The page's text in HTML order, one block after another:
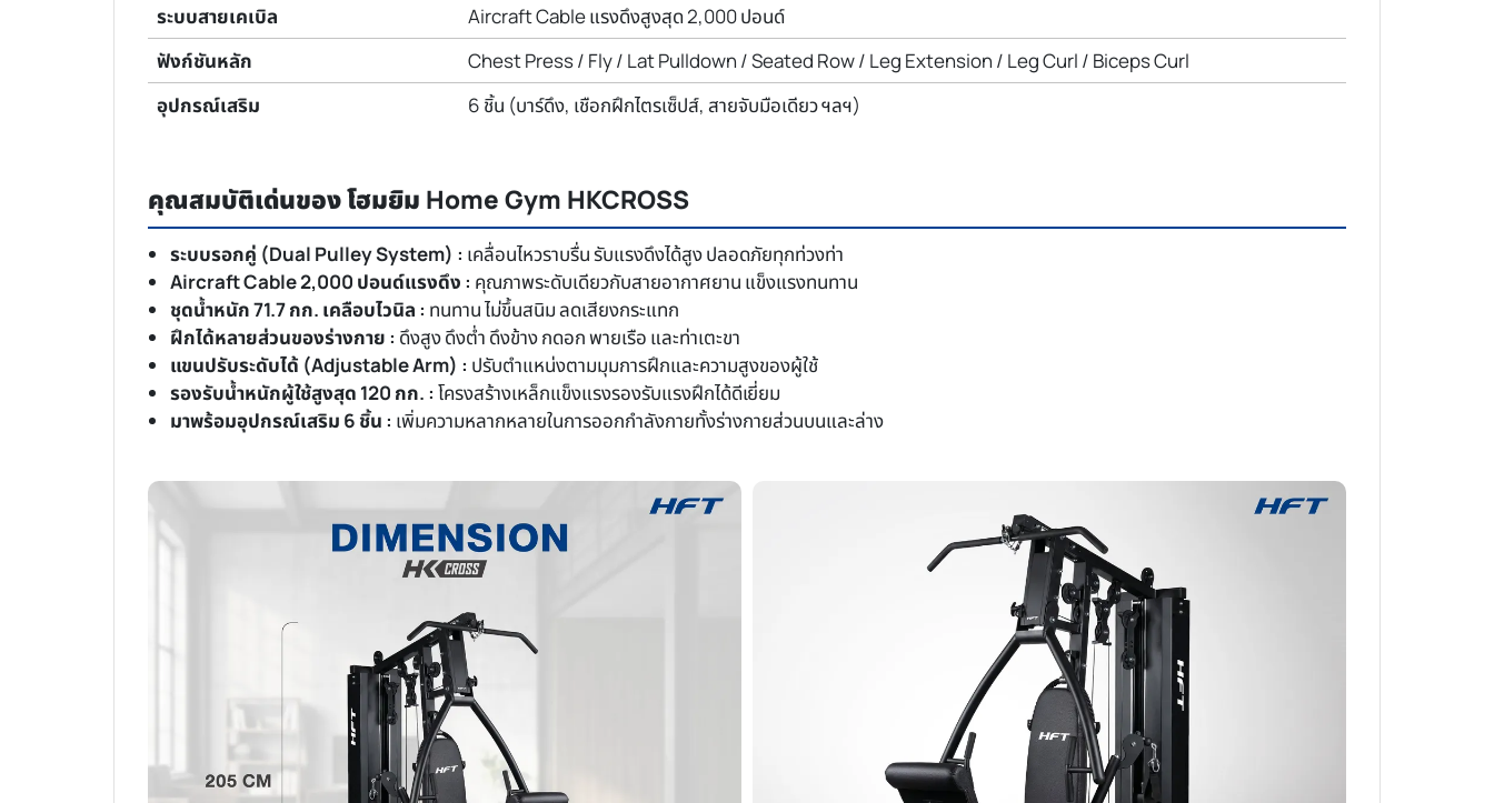
ระบบสายเคเบิล
Aircraft Cable แรงดึงสูงสุด 2,000 ปอนด์
ฟังก์ชันหลัก
Chest Press / Fly / Lat Pulldown / Seated Row / Leg Extension / Leg Curl / Biceps Curl
อุปกรณ์เสริม
6 ชิ้น (บาร์ดึง, เชือกฝึกไตรเซ็ปส์, สายจับมือเดียว ฯลฯ)
คุณสมบัติเด่นของ โฮมยิม Home Gym HKCROSS
ระบบรอกคู่ (Dual Pulley System) : เคลื่อนไหวราบรื่น รับแรงดึงได้สูง ปลอดภัยทุกท่วงท่า
Aircraft Cable 2,000 ปอนด์แรงดึง : คุณภาพระดับเดียวกับสายอากาศยาน แข็งแรงทนทาน
ชุดน้ำหนัก 71.7 กก. เคลือบไวนิล : ทนทาน ไม่ขึ้นสนิม ลดเสียงกระแทก
ฝึกได้หลายส่วนของร่างกาย : ดึงสูง ดึงต่ำ ดึงข้าง กดอก พายเรือ และท่าเตะขา
แขนปรับระดับได้ (Adjustable Arm) : ปรับตำแหน่งตามมุมการฝึกและความสูงของผู้ใช้
รองรับน้ำหนักผู้ใช้สูงสุด 120 กก. : โครงสร้างเหล็กแข็งแรงรองรับแรงฝึกได้ดีเยี่ยม
มาพร้อมอุปกรณ์เสริม 6 ชิ้น : เพิ่มความหลากหลายในการออกกำลังกายทั้งร่างกายส่วนบนและล่าง